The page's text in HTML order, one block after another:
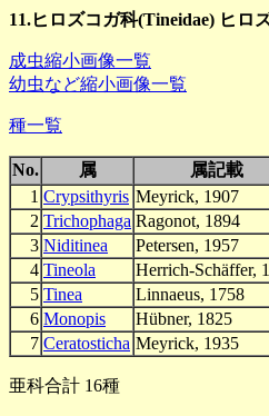
11.ヒロズコガ科(Tineidae) ヒロ
成虫縮小画像一覧
幼虫など縮小画像一覧
種一覧
No. 属 属記載
1 Crypsithyris Meyrick, 1907
2 Trichophaga Ragonot, 1894
3 Niditinea Petersen, 1957
4 Tineola Herrich-Schäffer,
5 Tinea Linnaeus, 1758
6 Monopis Hübner, 1825
7 Ceratosticha Meyrick, 1935
亜科合計 16種